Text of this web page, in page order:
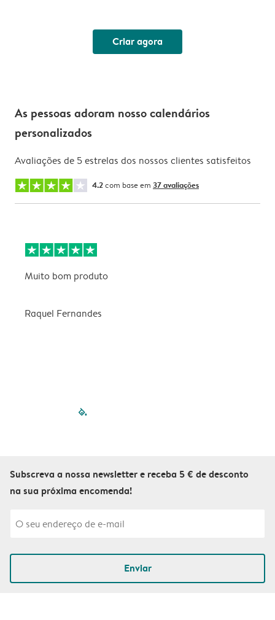
Criar agora
As pessoas adoram nosso calendários
personalizados
Avaliações de 5 estrelas dos nossos clientes satisfeitos
4.2com base em 37 avaliações
Muito bom produto
Raquel Fernandes
filled-pagination
Subscreva a nossa newsletter e receba 5 € de desconto
na sua próxima encomenda!
Enviar